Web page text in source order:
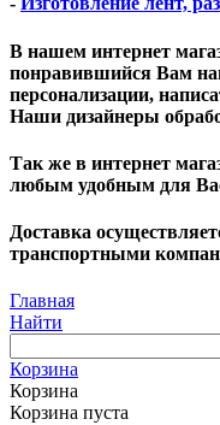
В нашем интернет
понравившийся Вам
персонализации,
Наши дизайнеры
Так же в интернет
любым удобным для
Доставка
транспортными
Главная
Найти
Корзина
Корзина
Корзина пуста